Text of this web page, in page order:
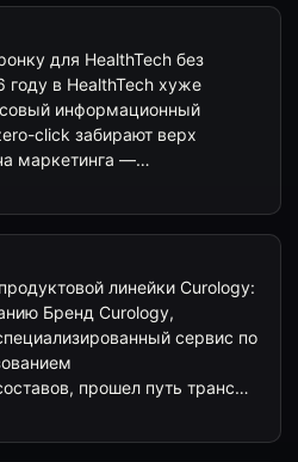
для HealthTech без
году в HealthTech хуже
информационный
click забирают верх
маркетинга —…
линейки Curology:
Бренд Curology,
сервис по
прошел путь транс…